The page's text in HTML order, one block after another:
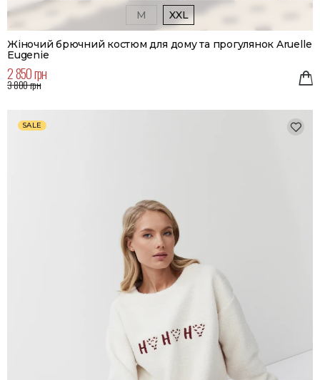
M XXL
Жіночий брючний костюм для дому та прогулянок Aruelle
Eugenie
2 850 грн
3 800 грн
SALE